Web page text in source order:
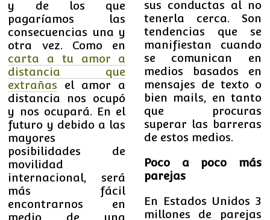
y de los que
pagaríamos las
consecuencias una y
otra vez. Como en
carta a tu amor a
distancia que
extrañas el amor a
distancia nos ocupó
y nos ocupará. En el
futuro y debido a las
mayores
posibilidades de
movilidad
internacional, será
más fácil
encontrarnos en
medio de una
sus conductas al no
tenerla cerca. Son
tendencias que se
manifiestan cuando
se comunican en
medios basados en
mensajes de texto o
bien mails, en tanto
que procuras
superar las barreras
de estos medios.
Poco a poco más
parejas
En Estados Unidos 3
millones de parejas